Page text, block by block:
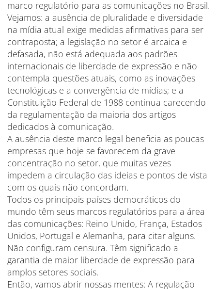
marco regulatório para as comunicações no Brasil.
Vejamos: a ausência de pluralidade e diversidade
na mídia atual exige medidas afirmativas para ser
contraposta; a legislação no setor é arcaica e
defasada, não está adequada aos padrões
internacionais de liberdade de expressão e não
contempla questões atuais, como as inovações
tecnológicas e a convergência de mídias; e a
Constituição Federal de 1988 continua carecendo
da regulamentação da maioria dos artigos
dedicados à comunicação.
A ausência deste marco legal beneficia as poucas
empresas que hoje se favorecem da grave
concentração no setor, que muitas vezes
impedem a circulação das ideias e pontos de vista
com os quais não concordam.
Todos os principais países democráticos do
mundo têm seus marcos regulatórios para a área
das comunicações: Reino Unido, França, Estados
Unidos, Portugal e Alemanha, para citar alguns.
Não configuram censura. Têm significado a
garantia de maior liberdade de expressão para
amplos setores sociais.
Então, vamos abrir nossas mentes: A regulação